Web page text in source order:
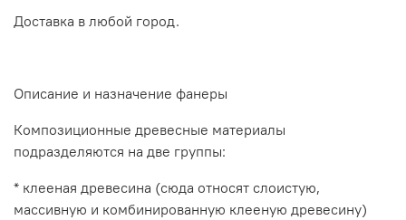
Доставка в любой город.
Описание и назначение фанеры
Композиционные древесные материалы
подразделяются на две группы:
* клееная древесина (сюда относят слоистую,
массивную и комбинированную клееную древесину)